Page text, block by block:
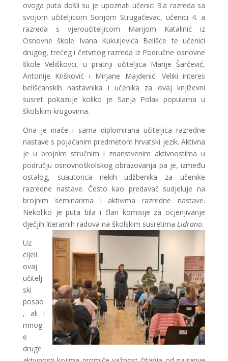
ovoga puta došli su je upoznati učenici 3.a razreda sa
svojom učiteljicom Sonjom Strugačevac, učenici 4. a
razreda s vjeroučiteljicom Marijom Katalinić iz
Osnovne škole Ivana Kukuljevića Belišće te učenici
drugog, trećeg i četvrtog razreda iz Područne osnovne
škole Veliškovci, u pratnji učiteljica Marije Šarčević,
Antonije Krišković i Mirjane Majdenić. Veliki interes
belišćanskih nastavnika i učenika za ovaj književni
susret pokazuje koliko je Sanja Polak popularna u
školskim krugovima.
Ona je inače i sama diplomirana učiteljica razredne
nastave s pojačanim predmetom hrvatski jezik. Aktivna
je u brojnim stručnim i znanstvenim aktivnostima u
području osnovnoškolskog obrazovanja pa je, između
ostalog, suautorica nekih udžbenika za učenike
razredne nastave. Često kao predavač sudjeluje na
brojnim seminarima i aktivima razredne nastave.
Nekoliko je puta bila i član komisije za ocjenjivanje
dječjih literarnih radova na školskim susretima Lidrano.
Uz
cijeli
ovaj
učitelj
ski
posao
, ali i
mnog
e
druge